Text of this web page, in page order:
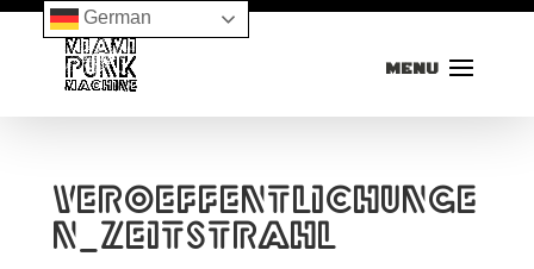
Veroeffentlichunge
n_Zeitstrahl
German